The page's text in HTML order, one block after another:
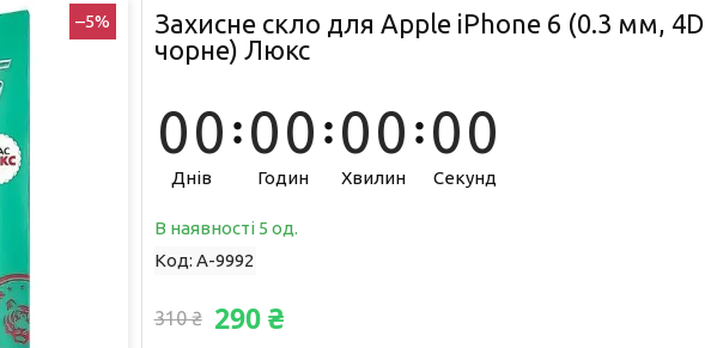
–5%
Захисне скло для Apple iPhone 6 (0.3 мм, 4D
чорне) Люкс
00
Днів
00
Годин
00
Хвилин
00
Секунд
В наявності 5 од.
Код: A-9992
310 ₴ 290 ₴